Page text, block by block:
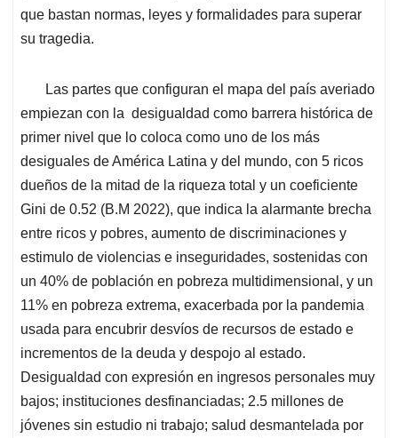
que bastan normas, leyes y formalidades para superar
su tragedia.
Las partes que configuran el mapa del país averiado
empiezan con la desigualdad como barrera histórica de
primer nivel que lo coloca como uno de los más
desiguales de América Latina y del mundo, con 5 ricos
dueños de la mitad de la riqueza total y un coeficiente
Gini de 0.52 (B.M 2022), que indica la alarmante brecha
entre ricos y pobres, aumento de discriminaciones y
estimulo de violencias e inseguridades, sostenidas con
un 40% de población en pobreza multidimensional, y un
11% en pobreza extrema, exacerbada por la pandemia
usada para encubrir desvíos de recursos de estado e
incrementos de la deuda y despojo al estado.
Desigualdad con expresión en ingresos personales muy
bajos; instituciones desfinanciadas; 2.5 millones de
jóvenes sin estudio ni trabajo; salud desmantelada por